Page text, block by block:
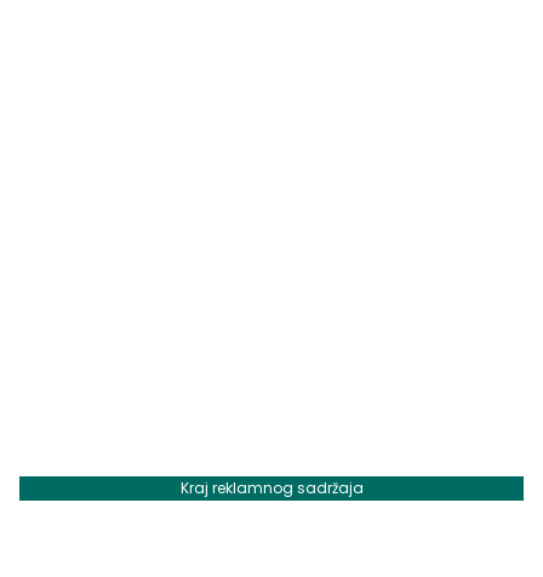
Kraj reklamnog sadržaja